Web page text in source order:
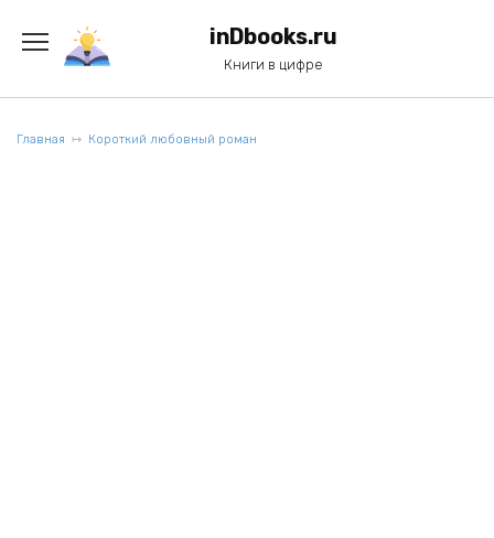
содержанию
inDbooks.ru
Книги в цифре
Главная Короткий любовный роман